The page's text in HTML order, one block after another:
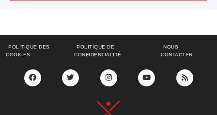
POLITIQUE DES
COOKIES
POLITIQUE DE
CONFIDENTIALITÉ
NOUS
CONTACTER